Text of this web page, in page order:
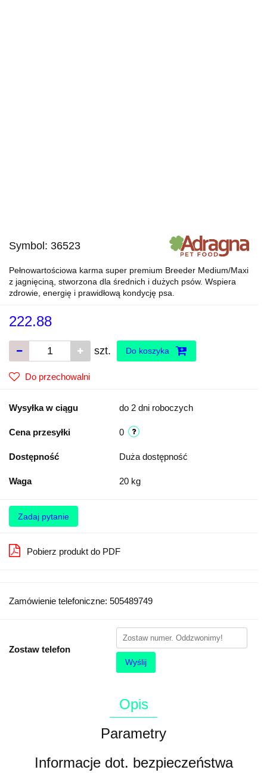
Symbol: 36523
Pełnowartościowa karma super premium Breeder Medium/Maxi
z jagnięciną, stworzona dla średnich i dużych psów. Wspiera
zdrowie, energię i prawidłową kondycję psa.
222.88
szt. Do koszyka
Do przechowalni
Wysyłka w ciągu do 2 dni roboczych
Cena przesyłki 0
Dostępność Duża dostępność
Waga 20 kg
Zadaj pytanie
Pobierz produkt do PDF
Zamówienie telefoniczne: 505489749
Zostaw telefon
Wyślij
Opis
Parametry
Informacje dot. bezpieczeństwa